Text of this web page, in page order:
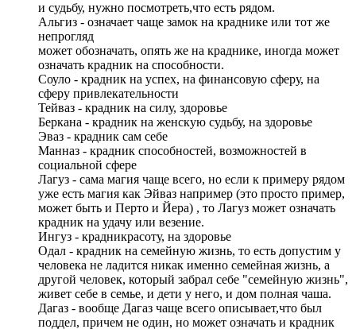
и судьбу, нужно посмотреть,что есть рядом.
Альгиз - означает чаще замок на краднике или тот же
непрогляд
может обозначать, опять же на краднике, иногда может
означать крадник на способности.
Соуло - крадник на успех, на финансовую сферу, на
сферу привлекательности
Тейваз - крадник на силу, здоровье
Беркана - крадник на женскую судьбу, на здоровье
Эваз - крадник сам себе
Манназ - крадник способностей, возможностей в
социальной сфере
Лагуз - сама магия чаще всего, но если к примеру рядом
уже есть магия как Эйваз например (это просто пример,
может быть и Перто и Йера) , то Лагуз может означать
крадник на удачу или везение.
Ингуз - крадникрасоту, на здоровье
Одал - крадник на семейную жизнь, то есть допустим у
человека не ладится никак именно семейная жизнь, а
другой человек, который забрал себе "семейную жизнь",
живет себе в семье, и дети у него, и дом полная чаша.
Дагаз - вообще Дагаз чаще всего описывает,что был
поддел, причем не один, но может означать и крадник